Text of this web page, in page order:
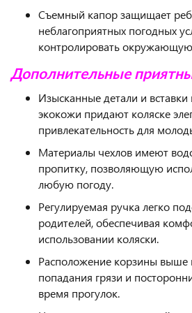
Съемный капор защищает
неблагоприятных погодных
контролировать окружающую
Дополнительные
Изысканные детали и вставки
экокожи придают коляске
привлекательность для
Материалы чехлов имеют
пропитку, позволяющую
любую погоду.
Регулируемая ручка легко
родителей, обеспечивая
использовании коляски.
Расположение корзины выше
попадания грязи и
время прогулок.